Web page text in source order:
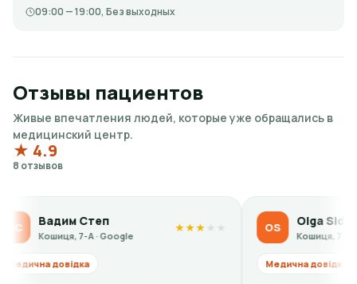
09:00 — 19:00, Без выходных
Отзывы пациентов
Живые впечатления людей, которые уже обращались в
медицинский центр.
★ 4.9
8 отзывов
Степ
7-А · Google
★ OS Olga Sidorova
Кошиця, 7-А · Google
Медична довідка